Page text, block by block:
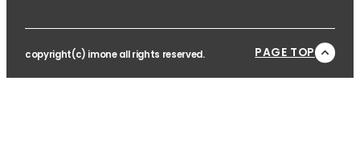
copyright(c) imone all rights reserved. PAGE TOP